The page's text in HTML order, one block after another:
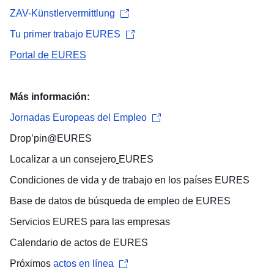
ZAV-Künstlervermittlung
Tu primer trabajo EURES
Portal de EURES
Más información:
Jornadas Europeas del Empleo
Drop’pin@EURES
Localizar a un consejero EURES
Condiciones de vida y de trabajo en los países EURES
Base de datos de búsqueda de empleo de EURES
Servicios EURES para las empresas
Calendario de actos de EURES
Próximos actos en línea